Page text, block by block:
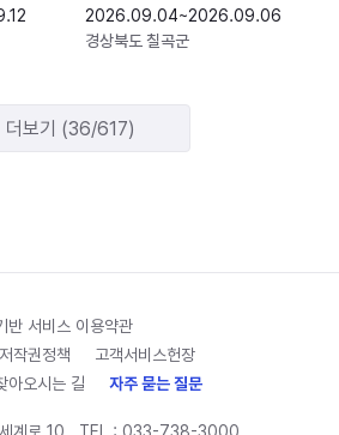
2026.09.04~2026.09.06
경상북도 칠곡군
더보기 (36/617)
반 서비스 이용약관
저작권정책
고객서비스헌장
아오시는 길 자주 묻는 질문